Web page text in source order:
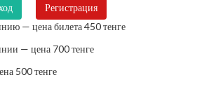
Регистрация
— цена билета 450 тенге
— цена 700 тенге
500 тенге